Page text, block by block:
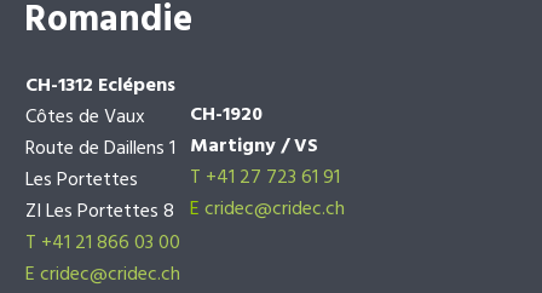
Romandie
CH-1312 Eclépens
Côtes de Vaux
Route de Daillens 1
Les Portettes
ZI Les Portettes 8
T +41 21 866 03 00
Ecridec@cridec.ch
CH-1920
Martigny / VS
T +41 27 723 61 91
Ecridec@cridec.ch